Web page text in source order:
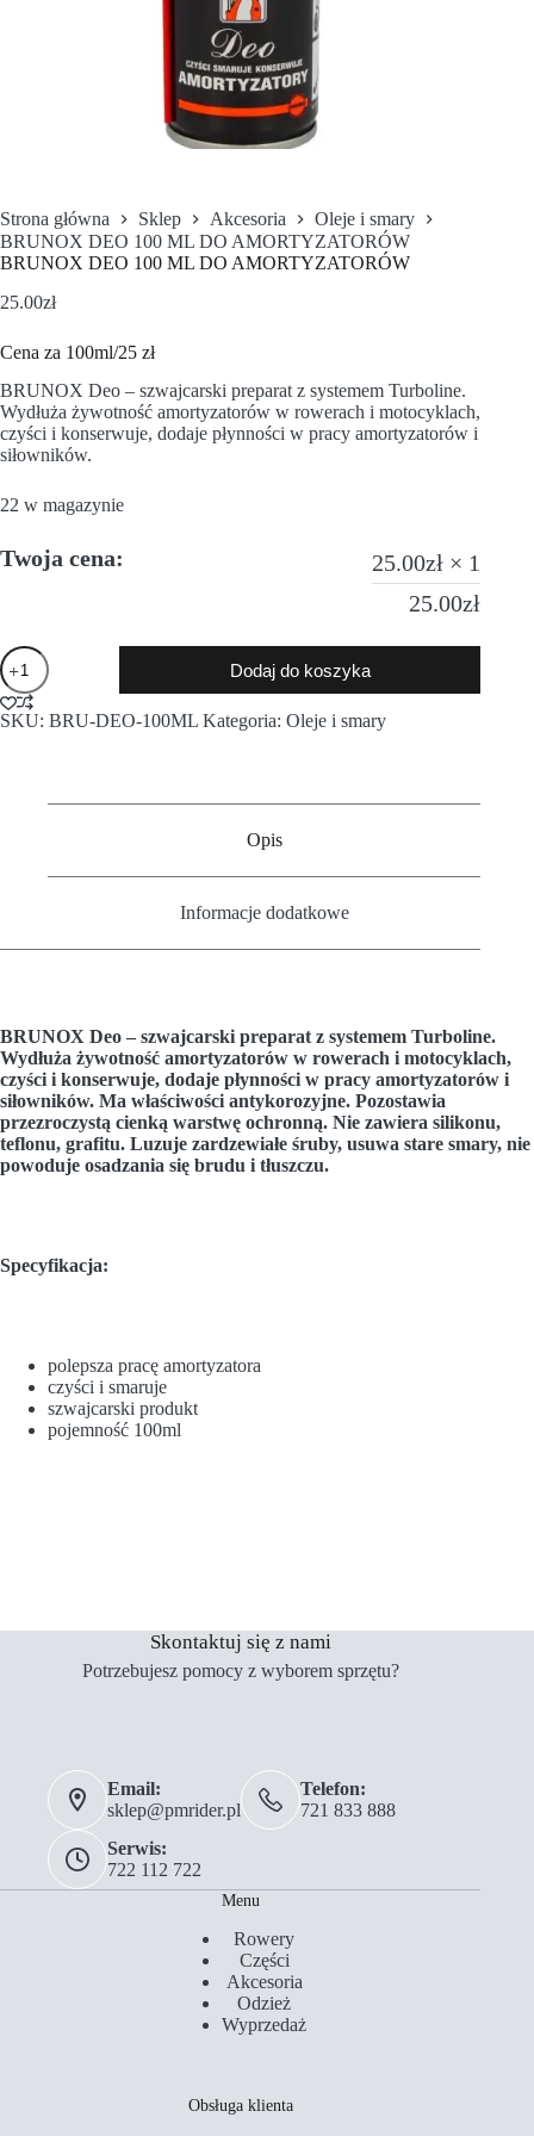
Strona główna Sklep Akcesoria
Oleje i smary
BRUNOX DEO 100 ML DO AMORTYZATORÓW
BRUNOX DEO 100 ML DO AMORTYZATORÓW
25.00zł
Cena za 100ml/25 zł
BRUNOX Deo – szwajcarski preparat z systemem Turboline.
Wydłuża żywotność amortyzatorów w rowerach i motocyklach,
czyści i konserwuje, dodaje płynności w pracy amortyzatorów i
siłowników.
22 w magazynie
Twoja cena: 25.00zł × 1
25.00zł
Dodaj do koszyka
SKU: BRU-DEO-100ML Kategoria: Oleje i smary
Opis
Informacje dodatkowe
BRUNOX Deo – szwajcarski preparat z systemem Turboline.
Wydłuża żywotność amortyzatorów w rowerach i motocyklach,
czyści i konserwuje, dodaje płynności w pracy amortyzatorów i
siłowników. Ma właściwości antykorozyjne. Pozostawia
przezroczystą cienką warstwę ochronną. Nie zawiera silikonu,
teflonu, grafitu. Luzuje zardzewiałe śruby, usuwa stare smary, nie
powoduje osadzania się brudu i tłuszczu.
Specyfikacja:
polepsza pracę amortyzatora
czyści i smaruje
szwajcarski produkt
pojemność 100ml
Skontaktuj się z nami
Potrzebujesz pomocy z wyborem sprzętu?
Email:
sklep@pmrider.pl
Telefon:
721 833 888
Serwis:
722 112 722
Menu
Rowery
Części
Akcesoria
Odzież
Wyprzedaż
Obsługa klienta